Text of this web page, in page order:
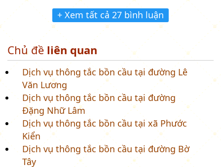
+ Xem tất cả 27 bình luận
Chủ đề liên quan
Dịch vụ thông tắc bồn cầu tại đường Lê
Văn Lương
Dịch vụ thông tắc bồn cầu tại đường
Đặng Nhữ Lâm
Dịch vụ thông tắc bồn cầu tại xã Phước
Kiển
Dịch vụ thông tắc bồn cầu tại đường Bờ
Tây